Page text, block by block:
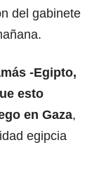
del gabinete
-Egipto,
esto
en Gaza,
egipcia